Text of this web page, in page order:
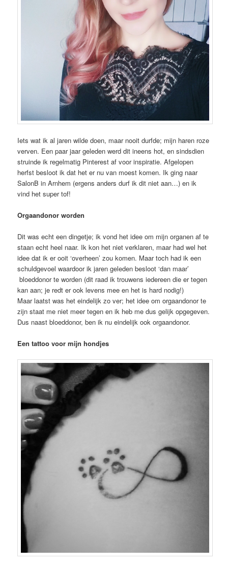
Iets wat ik al jaren wilde doen, maar nooit durfde; mijn haren roze
verven. Een paar jaar geleden werd dit ineens hot, en sindsdien
struinde ik regelmatig Pinterest af voor inspiratie. Afgelopen
herfst besloot ik dat het er nu van moest komen. Ik ging naar
SalonB in Arnhem (ergens anders durf ik dit niet aan…) en ik
vind het super tof!
Orgaandonor worden
Dit was echt een dingetje; ik vond het idee om mijn organen af te
staan echt heel naar. Ik kon het niet verklaren, maar had wel het
idee dat ik er ooit ‘overheen’ zou komen. Maar toch had ik een
schuldgevoel waardoor ik jaren geleden besloot ‘dan maar’
bloeddonor te worden (dit raad ik trouwens iedereen die er tegen
kan aan; je redt er ook levens mee en het is hard nodig!)
Maar laatst was het eindelijk zo ver; het idee om orgaandonor te
zijn staat me niet meer tegen en ik heb me dus gelijk opgegeven.
Dus naast bloeddonor, ben ik nu eindelijk ook orgaandonor.
Een tattoo voor mijn hondjes